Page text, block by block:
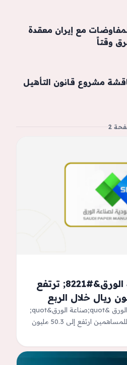
مشروعنا
مع إيران معقدة
وقتاً
مشروع قانون التأهيل
2
أرباح &#8220;صناعة الورق&#8221; ترتفع
إلى 50.3 مليون ريال خلال الربع
أعلنت الشركة السعودية لصناعة الورق &quot;صناعة الورق&quot;
أن صافي الربح بعد الزكاة العائد للمساهمين ارتفع إلى 50.3 مليون